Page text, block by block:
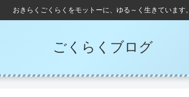
おきらくごくらくをモットーに、ゆる～く生きています。
ごくらくブログ